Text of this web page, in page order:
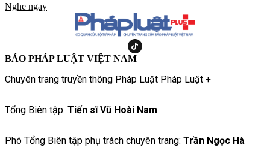
những thử thách khắc nghiệt hơn, chân thực hơn, tái hiện cuộc
sống và quá trình rèn luyện của những người lính nơi đầu sóng
Nghe ngay
BÁO PHÁP LUẬT VIỆT NAM
Chuyên trang truyền thông Pháp Luật Pháp Luật +
Tổng Biên tập: Tiến sĩ Vũ Hoài Nam
Phó Tổng Biên tập phụ trách chuyên trang: Trần Ngọc Hà